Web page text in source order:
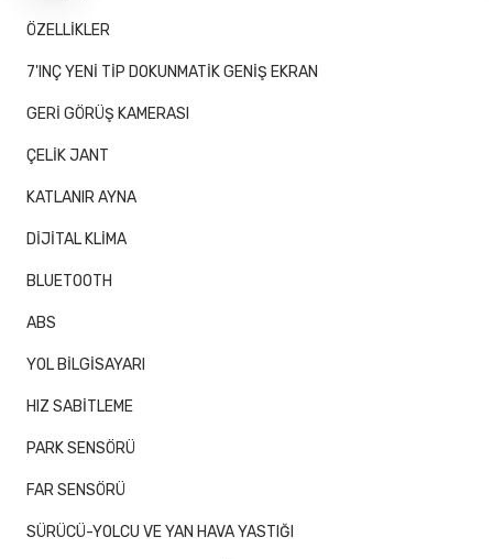
ÖZELLİKLER
7'INÇ YENİ TİP DOKUNMATİK GENİŞ EKRAN
GERİ GÖRÜŞ KAMERASI
ÇELİK JANT
KATLANIR AYNA
DİJİTAL KLİMA
BLUETOOTH
ABS
YOL BİLGİSAYARI
HIZ SABİTLEME
PARK SENSÖRÜ
FAR SENSÖRÜ
SÜRÜCÜ-YOLCU VE YAN HAVA YASTIĞI